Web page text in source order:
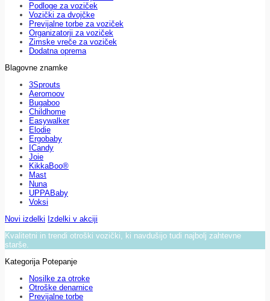
Podloge za voziček
Vozički za dvojčke
Previjalne torbe za voziček
Organizatorji za voziček
Zimske vreče za voziček
Dodatna oprema
Blagovne znamke
3Sprouts
Aeromoov
Bugaboo
Childhome
Easywalker
Elodie
Ergobaby
ICandy
Joie
KikkaBoo®
Mast
Nuna
UPPABaby
Voksi
Novi izdelki Izdelki v akciji
Kvalitetni in trendi otroški vozički, ki navdušijo tudi najbolj zahtevne
starše.
Kategorija Potepanje
Nosilke za otroke
Otroške denarnice
Previjalne torbe